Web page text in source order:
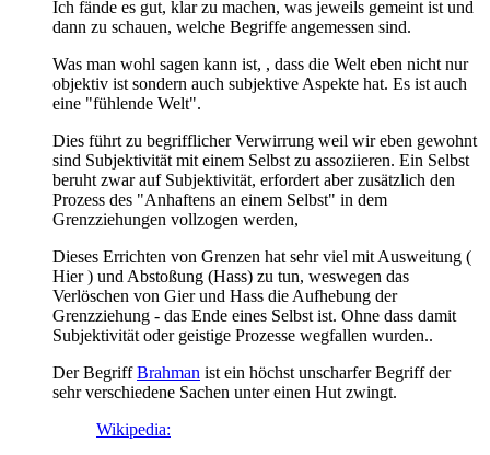
Ich fände es gut, klar zu machen, was jeweils gemeint ist und
dann zu schauen, welche Begriffe angemessen sind.
Was man wohl sagen kann ist, , dass die Welt eben nicht nur
objektiv ist sondern auch subjektive Aspekte hat. Es ist auch
eine "fühlende Welt".
Dies führt zu begrifflicher Verwirrung weil wir eben gewohnt
sind Subjektivität mit einem Selbst zu assoziieren. Ein Selbst
beruht zwar auf Subjektivität, erfordert aber zusätzlich den
Prozess des "Anhaftens an einem Selbst" in dem
Grenzziehungen vollzogen werden,
Dieses Errichten von Grenzen hat sehr viel mit Ausweitung (
Hier ) und Abstoßung (Hass) zu tun, weswegen das
Verlöschen von Gier und Hass die Aufhebung der
Grenzziehung - das Ende eines Selbst ist. Ohne dass damit
Subjektivität oder geistige Prozesse wegfallen wurden..
Der BegriffBrahman ist ein höchst unscharfer Begriff der
sehr verschiedene Sachen unter einen Hut zwingt.
Wikipedia: